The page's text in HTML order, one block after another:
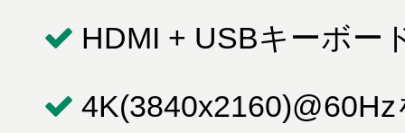
HDMI + USBキーボー